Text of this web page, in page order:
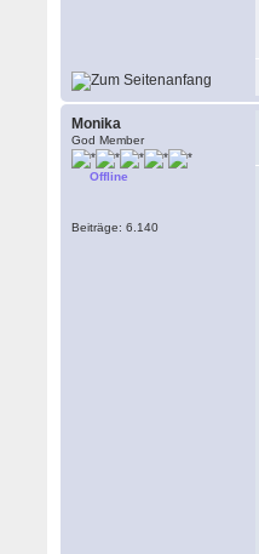
Monika
God Member
Offline
Beiträge: 6.140